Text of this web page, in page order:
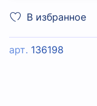
В избранное
арт. 136198